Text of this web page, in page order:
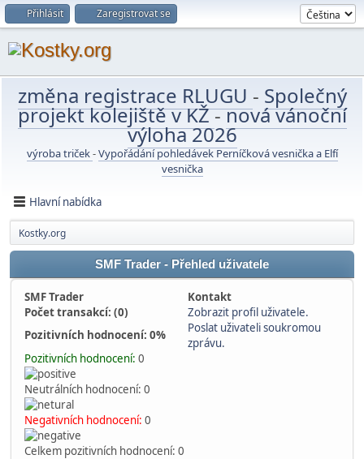
Přihlásit Zaregistrovat se
změna registrace RLUGU - Společný
projekt kolejiště v KŽ-nová vánoční
výloha 2026
výroba triček-Vypořádání pohledávek Perníčková vesnička a Elfí
vesnička
Hlavní nabídka
Kostky.org
SMF Trader - Přehled uživatele
SMF Trader
Kontakt
Počet transakcí: (0)
Zobrazit profil uživatele.
Pozitivních hodnocení: 0%
Poslat uživateli soukromou
zprávu.
Pozitivních hodnocení: 0
Neutrálních hodnocení: 0
Negativních hodnocení: 0
Celkem pozitivních hodnocení: 0